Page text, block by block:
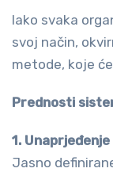
Iako svaka
svoj način,
metode, koje
Prednosti
1.
Jasno